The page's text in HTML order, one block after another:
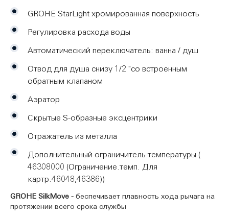
GROHE StarLight хромированная поверхность
Регулировка расхода воды
Автоматический переключатель: ванна / душ
Отвод для душа снизу 1/2 "со встроенным
обратным клапаном
Аэратор
Скрытые S-образные эксцентрики
Отражатель из металла
Дополнительный ограничитель температуры (
46308000 (Ограничение.темп. Для
картр.46048,46386))
GROHE SilkMove - беспечивает плавность хода рычага на
протяжении всего срока службы